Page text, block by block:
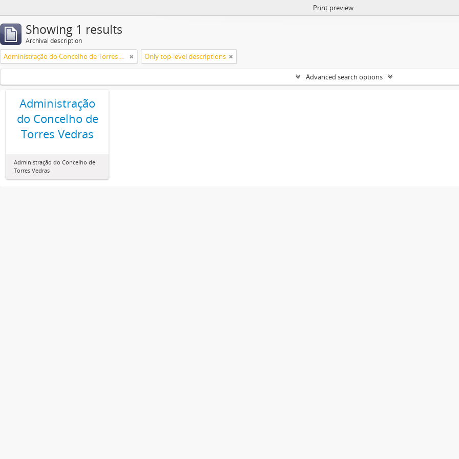
Print preview
Showing 1 results
Archival description
Administração do Concelho de Torres Vedras Only top-level descriptions
Advanced search options
Administração
do Concelho de
Torres Vedras
Administração do Concelho de
Torres Vedras